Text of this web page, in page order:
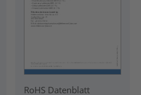
RoHS Datenblatt